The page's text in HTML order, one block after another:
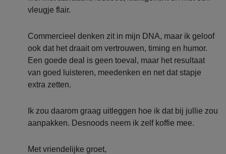
vleugje flair.
Commercieel denken zit in mijn DNA, maar ik geloof
ook dat het draait om vertrouwen, timing en humor.
Een goede deal is geen toeval, maar het resultaat
van goed luisteren, meedenken en net dat stapje
extra zetten.
Ik zou daarom graag uitleggen hoe ik dat bij jullie zou
aanpakken. Desnoods neem ik zelf koffie mee.
Met vriendelijke groet,